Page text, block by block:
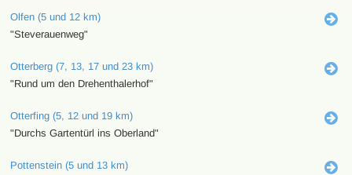
Olfen (5 und 12 km)
"Steverauenweg"
Otterberg (7, 13, 17 und 23 km)
"Rund um den Drehenthalerhof"
Otterfing (5, 12 und 19 km)
"Durchs Gartentürl ins Oberland"
Pottenstein (5 und 13 km)